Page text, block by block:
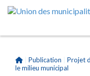
Publication
Projet
le milieu municipal